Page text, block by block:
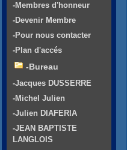
-Membres d'honneur
-Devenir Membre
-Pour nous contacter
-Plan d'accés
-Bureau
-Jacques DUSSERRE
-Michel Julien
-Julien DIAFERIA
-JEAN BAPTISTE
LANGLOIS